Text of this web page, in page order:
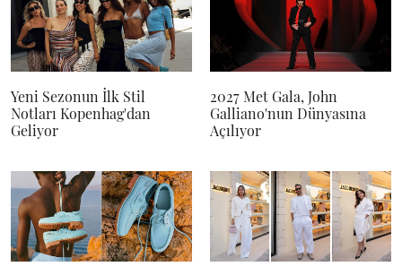
Yeni Sezonun İlk Stil
Notları Kopenhag'dan
Geliyor
2027 Met Gala, John
Galliano'nun Dünyasına
Açılıyor